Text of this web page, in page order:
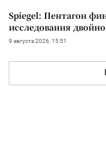
Spiegel: Пентагон
исследования
9 августа 2026, 15:51